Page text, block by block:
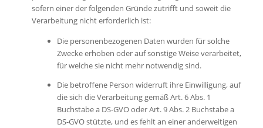
sofern einer der folgenden Gründe zutrifft und soweit die
Verarbeitung nicht erforderlich ist:
Die personenbezogenen Daten wurden für solche
Zwecke erhoben oder auf sonstige Weise verarbeitet,
für welche sie nicht mehr notwendig sind.
Die betroffene Person widerruft ihre Einwilligung, auf
die sich die Verarbeitung gemäß Art. 6 Abs. 1
Buchstabe a DS-GVO oder Art. 9 Abs. 2 Buchstabe a
DS-GVO stützte, und es fehlt an einer anderweitigen